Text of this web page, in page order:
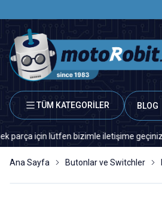
TÜM KATEGORİLER BLOG
için lütfen bizimle iletişime geçiniz.
Ana Sayfa Butonlar ve Switchler